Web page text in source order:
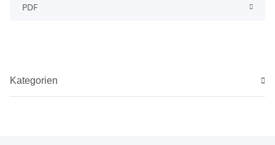
PDF
Kategorien